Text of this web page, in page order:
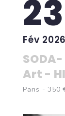
Fév 2026
Art -
Paris - 350